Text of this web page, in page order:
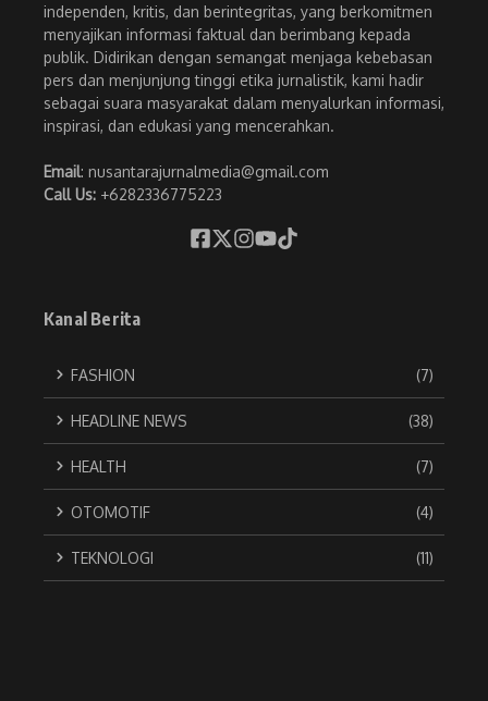
independen, kritis, dan berintegritas, yang berkomitmen
menyajikan informasi faktual dan berimbang kepada
publik. Didirikan dengan semangat menjaga kebebasan
pers dan menjunjung tinggi etika jurnalistik, kami hadir
sebagai suara masyarakat dalam menyalurkan informasi,
inspirasi, dan edukasi yang mencerahkan.
Email: nusantarajurnalmedia@gmail.com
Call Us: +6282336775223
Kanal Berita
FASHION (7)
HEADLINE NEWS (38)
HEALTH (7)
OTOMOTIF (4)
TEKNOLOGI (11)